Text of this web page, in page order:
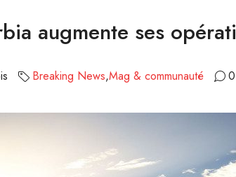
augmente ses
Breaking News,Mag & communauté 0